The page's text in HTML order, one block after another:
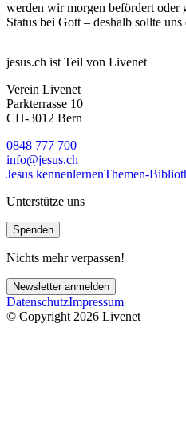
werden wir morgen befördert oder
Status bei Gott – deshalb sollte
jesus.ch ist Teil von Livenet
Verein Livenet
Parkterrasse 10
CH-3012 Bern
0848 777 700
info@jesus.ch
Jesus kennenlernenThemen-
Unterstütze uns
Spenden
Nichts mehr verpassen!
Newsletter anmelden
DatenschutzImpressum
© Copyright 2026 Livenet